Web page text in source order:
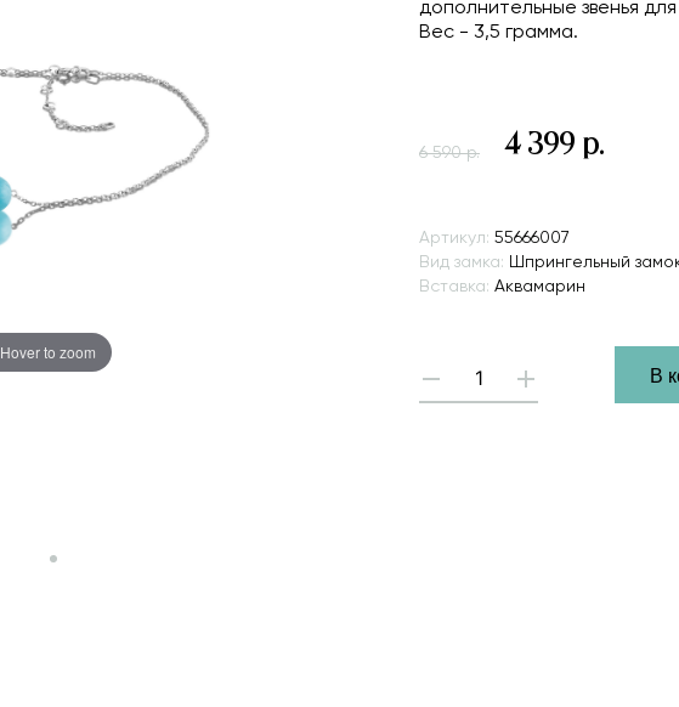
Hover to zoom Hover
дополнительные звенья
Вес - 3,5 грамма.
6 590 р. 4 399 р.
Артикул: 55666007
Вид замка: Шпрингельный
Вставка: Аквамарин
- +
В